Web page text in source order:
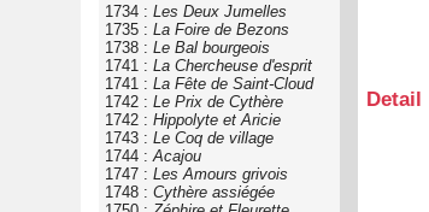
1734 : Les Deux Jumelles
1735 : La Foire de Bezons
1738 : Le Bal bourgeois
1741 : La Chercheuse d'esprit
1741 : La Fête de Saint-Cloud
1742 : Le Prix de Cythère
1742 : Hippolyte et Aricie
1743 : Le Coq de village
1744 : Acajou
1747 : Les Amours grivois
1748 : Cythère assiégée
Detail